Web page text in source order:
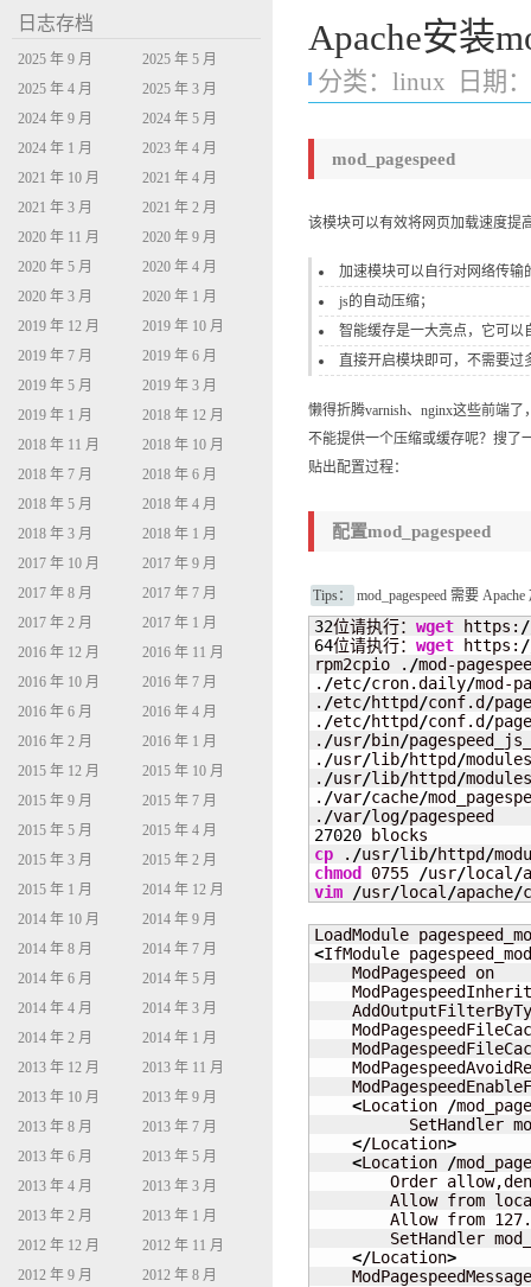
Apache安装
分类： linux 日期
mod_pagespeed
该模块可以有效将网页加载速度提
加速模块可以自行对网络传输
js的自动压缩；
智能缓存是一大亮点，它可以
直接开启模块即可，不需要过
懒得折腾varnish、nginx这些前端
不能提供一个压缩或缓存呢？搜了
贴出配置过程：
配置mod_pagespeed
Tips： mod_pagespeed 需要
32位请执行： wget https:
64位请执行： wget https:
rpm2cpio . /mod-
. /etc/cron.daily/mod-
. /etc/httpd /conf.d /
. /etc/httpd /conf.d /
. /usr/bin/
. /usr/lib/httpd /modules
. /usr/lib/httpd /modules
. /var/cache/
. /var/log/
27020
cp . /usr/lib/httpd /
chmod
0755 /usr/local /
vim
/usr/local /apache/
LoadModule
<IfModule
    ModPagespeed on
<Location /
SetHandler
</Location>
<Location /
Order
Allow from
Allow from
SetHandler
</Location>
日志存档
2025 年 9 月
2025 年 5 月
2025 年 4 月
2025 年 3 月
2024 年 9 月
2024 年 5 月
2024 年 1 月
2023 年 4 月
2021 年 10 月
2021 年 4 月
2021 年 3 月
2021 年 2 月
2020 年 11 月
2020 年 9 月
2020 年 5 月
2020 年 4 月
2020 年 3 月
2020 年 1 月
2019 年 12 月
2019 年 10 月
2019 年 7 月
2019 年 6 月
2019 年 5 月
2019 年 3 月
2019 年 1 月
2018 年 12 月
2018 年 11 月
2018 年 10 月
2018 年 7 月
2018 年 6 月
2018 年 5 月
2018 年 4 月
2018 年 3 月
2018 年 1 月
2017 年 10 月
2017 年 9 月
2017 年 8 月
2017 年 7 月
2017 年 2 月
2017 年 1 月
2016 年 12 月
2016 年 11 月
2016 年 10 月
2016 年 7 月
2016 年 6 月
2016 年 4 月
2016 年 2 月
2016 年 1 月
2015 年 12 月
2015 年 10 月
2015 年 9 月
2015 年 7 月
2015 年 5 月
2015 年 4 月
2015 年 3 月
2015 年 2 月
2015 年 1 月
2014 年 12 月
2014 年 10 月
2014 年 9 月
2014 年 8 月
2014 年 7 月
2014 年 6 月
2014 年 5 月
2014 年 4 月
2014 年 3 月
2014 年 2 月
2014 年 1 月
2013 年 12 月
2013 年 11 月
2013 年 10 月
2013 年 9 月
2013 年 8 月
2013 年 7 月
2013 年 6 月
2013 年 5 月
2013 年 4 月
2013 年 3 月
2013 年 2 月
2013 年 1 月
2012 年 12 月
2012 年 11 月
2012 年 9 月
2012 年 8 月